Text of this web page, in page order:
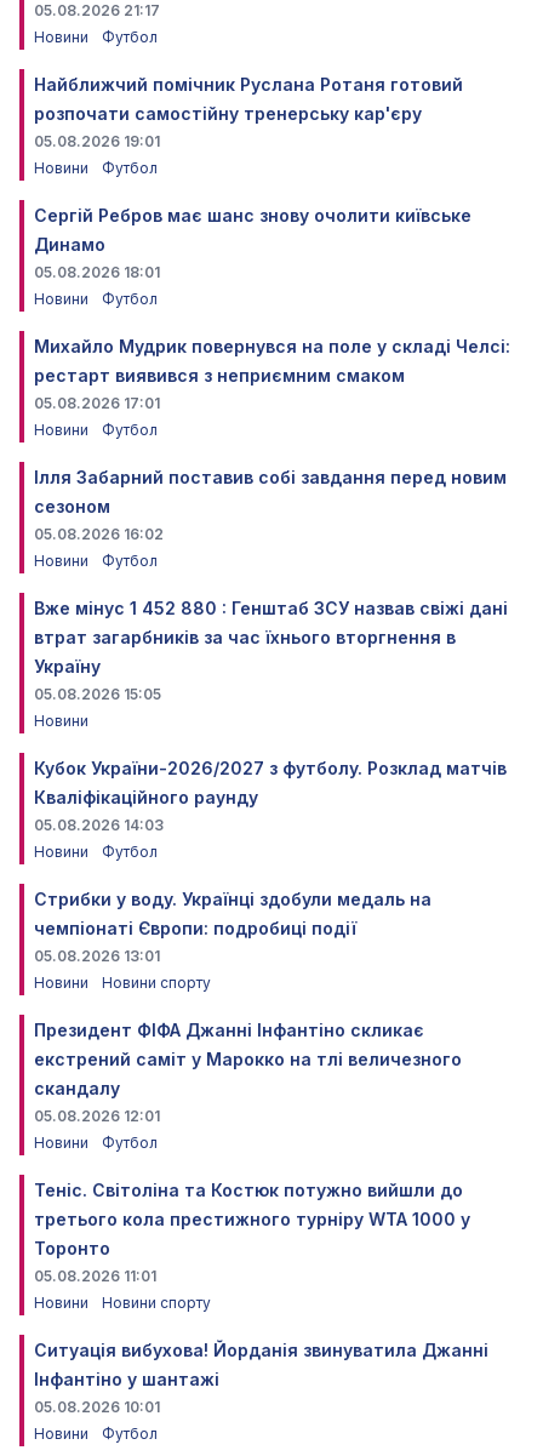
05.08.2026 21:17
Новини
Футбол
Найближчий помічник Руслана Ротаня готовий
розпочати самостійну тренерську кар'єру
05.08.2026 19:01
Новини
Футбол
Сергій Ребров має шанс знову очолити київське
Динамо
05.08.2026 18:01
Новини
Футбол
Михайло Мудрик повернувся на поле у складі Челсі:
рестарт виявився з неприємним смаком
05.08.2026 17:01
Новини
Футбол
Ілля Забарний поставив собі завдання перед новим
сезоном
05.08.2026 16:02
Новини
Футбол
Вже мінус 1 452 880 : Генштаб ЗСУ назвав свіжі дані
втрат загарбників за час їхнього вторгнення в
Україну
05.08.2026 15:05
Новини
Кубок України-2026/2027 з футболу. Розклад матчів
Кваліфікаційного раунду
05.08.2026 14:03
Новини
Футбол
Стрибки у воду. Українці здобули медаль на
чемпіонаті Європи: подробиці події
05.08.2026 13:01
Новини
Новини спорту
Президент ФІФА Джанні Інфантіно скликає
екстрений саміт у Марокко на тлі величезного
скандалу
05.08.2026 12:01
Новини
Футбол
Теніс. Світоліна та Костюк потужно вийшли до
третього кола престижного турніру WTA 1000 у
Торонто
05.08.2026 11:01
Новини
Новини спорту
Ситуація вибухова! Йорданія звинуватила Джанні
Інфантіно у шантажі
05.08.2026 10:01
Новини
Футбол